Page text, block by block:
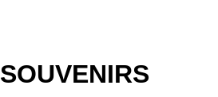
SOUVENIRS